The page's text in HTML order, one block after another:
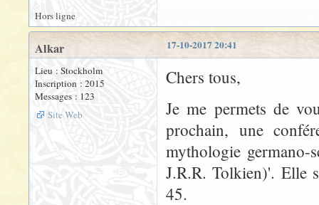
Hors ligne
17-10-2017 20:41
Alkar
Lieu : Stockholm
Inscription : 2015
Messages : 123
Site Web
Chers tous,
Je me permets de
prochain, une
mythologie germano-
J.R.R. Tolkien)'. Elle
45.